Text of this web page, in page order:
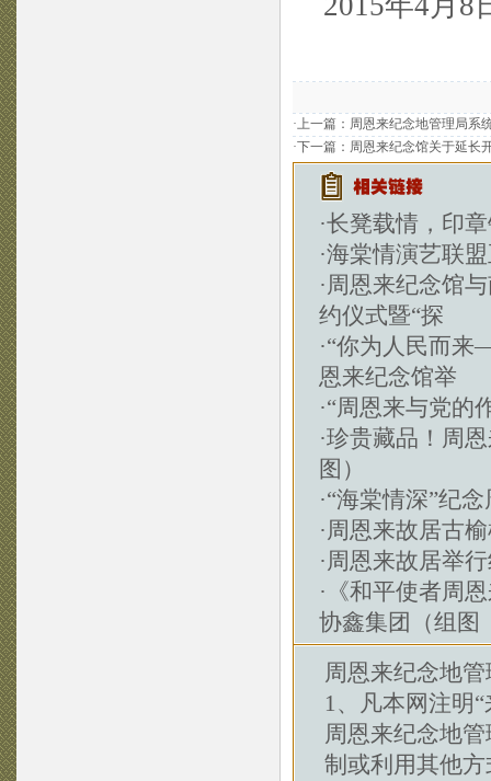
·上一篇： 周恩来纪念地管理局系
·下一篇： 周恩来纪念馆关于延长
·长凳载情，印
·海棠情演艺联
·周恩来纪念馆
约仪式暨“探
·“你为人民而来
恩来纪念馆举
·“周恩来与党的
·珍贵藏品！周
图）
·“海棠情深”纪
·周恩来故居古
·周恩来故居举
· 《和平使者周
协鑫集团（组图
周恩来纪念地
1、凡本网注明
周恩来纪念地
制或利用其他